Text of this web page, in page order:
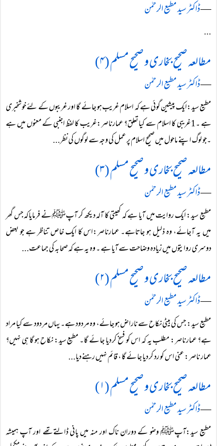
―ڈاکٹر سید مطیع الرحمٰن
...
مطالعہ صحیح بخاری و صحیح مسلم (۴)
―ڈاکٹر سید مطیع الرحمٰن
مطیع سید:ایک پیشین گوئی ہے کہ اسلام غریب ہو جائے گا اور غریبوں کے لئے خوشخبری
ہے ۔1غریبی کا اسلام سے کیا تعلق؟ عمارناصر:غریب کا لفظ اجنبی کے معنوں میں ہے
۔جو لوگ اپنے ماحول میں صحیح اسلام پر عمل کی وجہ سے لوگوں کی نظر...
مطالعہ صحیح بخاری و صحیح مسلم (۳)
―ڈاکٹر سید مطیع الرحمٰن
مطیع سید: ایک روایت میں آیا ہے کہ کھیتی کا آلہ دیکھ کر آپﷺ نے فرمایاکہ جس گھر
میں یہ آجائے، وہ ذلیل ہو جاتاہے۔ عمارناصر:اس کا ایک خاص تناظر ہے جو بعض
دوسری روایتوں میں زیادہ وضاحت سے آیا ہے ۔ وہ یہ ہے کہ صحابہ کی جماعت...
مطالعہ صحیح بخاری و صحیح مسلم (۲)
―ڈاکٹر سید مطیع الرحمٰن
مطیع سید: جس کی بیٹی نکاح سے ناراض ہو جائے، وہ مر دود ہے۔ یہاں مر دود سے کیا مراد
ہے؟ عمارناصر: مطلب یہ کہ اس کو فسخ کر دیا جا ئے گا۔ مطیع سید: نکاح ہو گا ہی نہیں؟
عمار ناصر: عنی اس کو رد کر دیا جا ئے گا ، قائم نہیں رہنے دیا...
مطالعہ صحیح بخاری و صحیح مسلم (۱)
―ڈاکٹر سید مطیع الرحمٰن
مطیع سید:آپﷺ وضو کے دوران ناک اور منہ میں پانی ڈالتےتھے اور آپ ہمیشہ